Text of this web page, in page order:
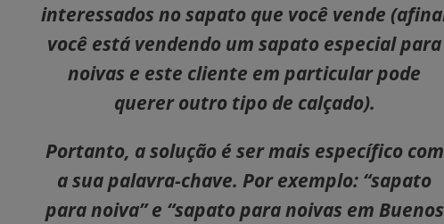
interessados no sapato que você vende
você está vendendo um sapato especial para
noivas e este cliente em particular pode
querer outro tipo de calçado).
Portanto, a solução é ser mais específico com
a sua palavra-chave. Por exemplo: “sapato
para noiva” e “sapato para noivas em Buenos